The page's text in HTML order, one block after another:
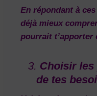
En répondant à
déjà mieux
pourrait t’apporter
3. Choisir
de tes